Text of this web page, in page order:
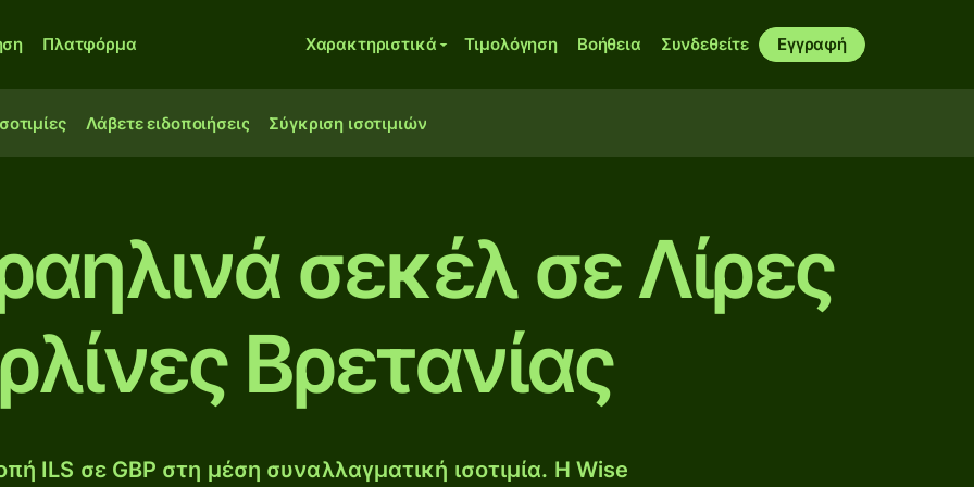
Πλατφόρμα Χαρακτηριστικά Τιμολόγηση Βοήθεια Συνδεθείτε Εγγραφή
Λάβετε ειδοποιήσεις Σύγκριση ισοτιμιών
σεκέλ σε Λίρες
Βρετανίας
ILS σε GBP στη μέση συναλλαγματική ισοτιμία. Η Wise